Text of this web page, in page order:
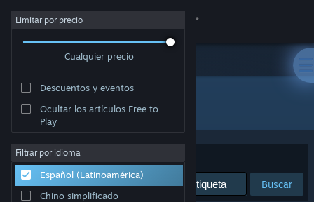
Iniciar sesión
Acerca de
Soporte
Limitar por precio
Cualquier precio
Descuentos y eventos
Ocultar los artículos Free to
Play
Filtrar por idioma
Español (Latinoamérica)
Chino simplificado
Todos los productos
Ordenar por Relevancia
Buscar